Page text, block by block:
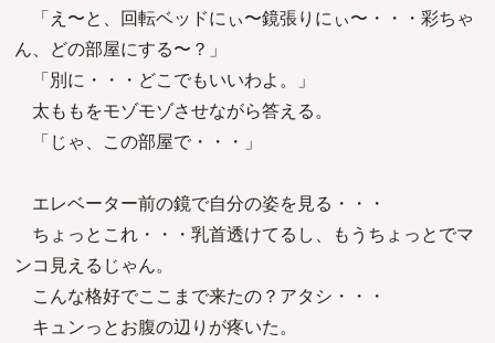
「え〜と、回転ベッドにぃ〜鏡張りにぃ〜・・・彩ちゃ
ん、どの部屋にする〜？」
「別に・・・どこでもいいわよ。」
太ももをモゾモゾさせながら答える。
「じゃ、この部屋で・・・」
エレベーター前の鏡で自分の姿を見る・・・
ちょっとこれ・・・乳首透けてるし、もうちょっとでマ
ンコ見えるじゃん。
こんな格好でここまで来たの？アタシ・・・
キュンっとお腹の辺りが疼いた。